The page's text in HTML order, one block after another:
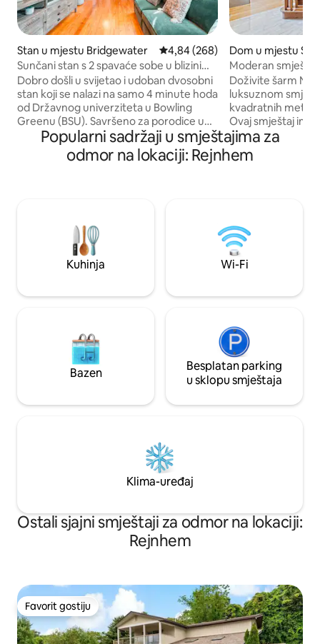
Stan u mjestu Bridgewater Prosječna ocjena: 4,84 od 5,
4,84 (268)
Sunčani stan s 2 spavaće sobe u blizini
Cape Coda i Bostona
Dobro došli u svijetao i udoban dvosobni
stan koji se nalazi na samo 4 minute hoda
od Državnog univerziteta u Bowling
Greenu (BSU). Savršeno za porodice u
posjeti, medicinske sestre na putovanju,
profesore i poslovne goste. Uživajte u
privatnom parkingu na prilazu, Wi-Fi
VA, s jednostavnim pristupom Bostonu,
stadionu Gillette, Plymouthu, Rhode
Islandu i Cape Codu. Mirna, domaća
alternativa 2 hotela za kraće ili duže
Dom u mjestu
Moderan smještaj
Gillette Stadion
Doživite šarm
luksuznom
kvadratnih
Ovaj smještaj
karakteristika
veličanstveno
saunu kako bi vaš
ribolov. Nalazi se na 2 minute od trgovina
i glavnih
automobila i
ulici. Prikladno za
Popularni sadržaji u smještajima za
odmor na lokaciji: Rejnhem
Kuhinja Wi-Fi
Bazen
Besplatan parking
u sklopu smještaja
Klima-uređaj
Ostali sjajni smještaji za odmor na lokaciji:
Rejnhem
Favorit gostiju
Favorit gostiju